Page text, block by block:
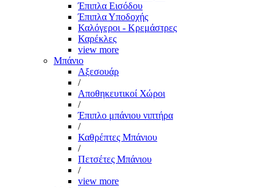
Έπιπλα Εισόδου
Έπιπλα Υποδοχής
Καλόγεροι - Κρεμάστρες
Καρέκλες
view more
Μπάνιο
Αξεσουάρ
/
Αποθηκευτικοί Χώροι
/
Έπιπλο μπάνιου νιπτήρα
/
Καθρέπτες Μπάνιου
/
Πετσέτες Μπάνιου
/
view more